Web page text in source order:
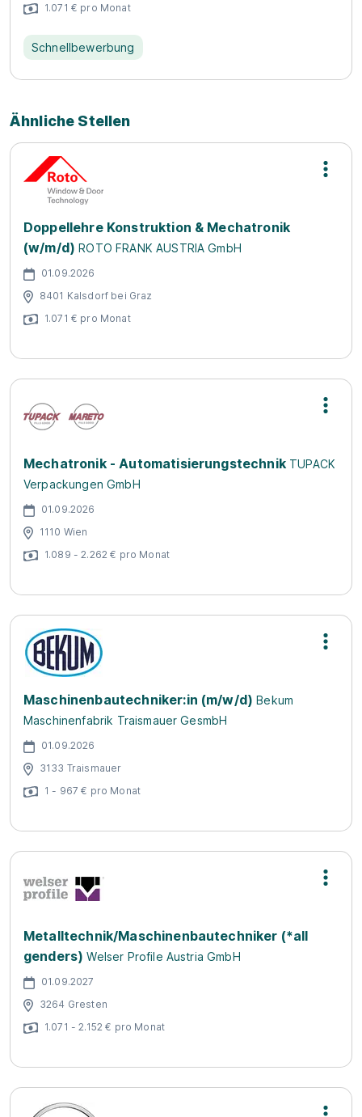
1.071 € pro Monat
Schnellbewerbung
Ähnliche Stellen
Doppellehre Konstruktion & Mechatronik
(w/m/d) ROTO FRANK AUSTRIA GmbH
01.09.2026
8401 Kalsdorf bei Graz
1.071 € pro Monat
Mechatronik - Automatisierungstechnik TUPACK
Verpackungen GmbH
01.09.2026
1110 Wien
1.089 - 2.262 € pro Monat
Maschinenbautechniker:in (m/w/d) Bekum
Maschinenfabrik Traismauer GesmbH
01.09.2026
3133 Traismauer
1 - 967 € pro Monat
Metalltechnik/Maschinenbautechniker (*all
genders) Welser Profile Austria GmbH
01.09.2027
3264 Gresten
1.071 - 2.152 € pro Monat